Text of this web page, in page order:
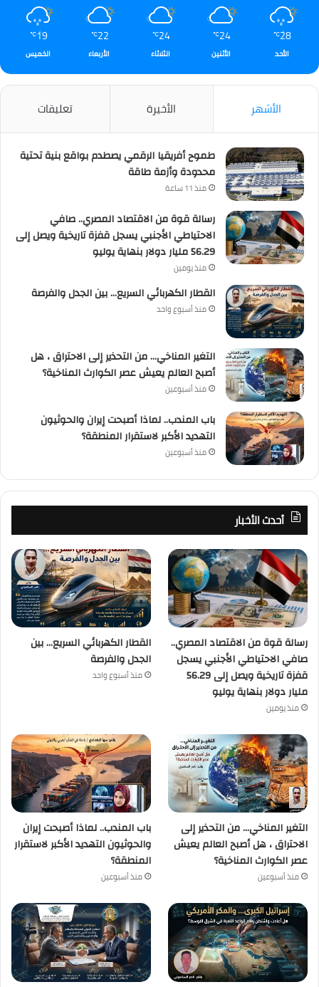
28
℃
الأحد
24
℃
الأثنين
24
℃
الثلاثاء
22
℃
الأربعاء
19
℃
الخميس
الأشهر الأخيرة تعليقات
طموح أفريقيا الرقمي يصطدم بواقع بنية تحتية
محدودة وأزمة طاقة
منذ 11 ساعة
رسالة قوة من الاقتصاد المصري.. صافي
الاحتياطي الأجنبي يسجل قفزة تاريخية ويصل إلى
56.29 مليار دولار بنهاية يوليو
منذ يومين
القطار الكهربائي السريع… بين الجدل والفرصة
منذ أسبوع واحد
التغير المناخي… من التحذير إلى الاحتراق ، هل
أصبح العالم يعيش عصر الكوارث المناخية؟
منذ أسبوعين
باب المندب.. لماذا أصبحت إيران والحوثيون
التهديد الأكبر لاستقرار المنطقة؟
منذ أسبوعين
أحدث الأخبار
رسالة قوة من الاقتصاد المصري..
صافي الاحتياطي الأجنبي يسجل
قفزة تاريخية ويصل إلى 56.29
مليار دولار بنهاية يوليو
منذ يومين
القطار الكهربائي السريع… بين
الجدل والفرصة
منذ أسبوع واحد
التغير المناخي… من التحذير إلى
الاحتراق ، هل أصبح العالم يعيش
عصر الكوارث المناخية؟
منذ أسبوعين
باب المندب.. لماذا أصبحت إيران
والحوثيون التهديد الأكبر لاستقرار
المنطقة؟
منذ أسبوعين